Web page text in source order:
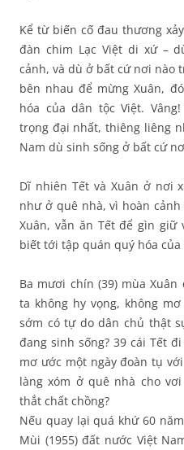
Kể từ biến cố đau thương
đàn chim Lạc Việt di xứ –
cảnh, và dù ở bất cứ nơi nào
bên nhau để mừng Xuân,
hóa của dân tộc Việt.
trọng đại nhất, thiêng liêng
Nam dù sinh sống ở bất cứ
Dĩ nhiên Tết và Xuân ở nơi
như ở quê nhà, vì hoàn
Xuân, vẫn ăn Tết để gìn
biết tới tập quán quý hóa của
Ba mươi chín (39) mùa
ta không hy vọng, không
sớm có tự do dân chủ thật
đang sinh sống? 39 cái Tết
mơ ước một ngày đoàn tụ
làng xóm ở quê nhà cho
thắt chất chồng?
Nếu quay lại quá khứ 60
Mùi (1955) đất nước Việt